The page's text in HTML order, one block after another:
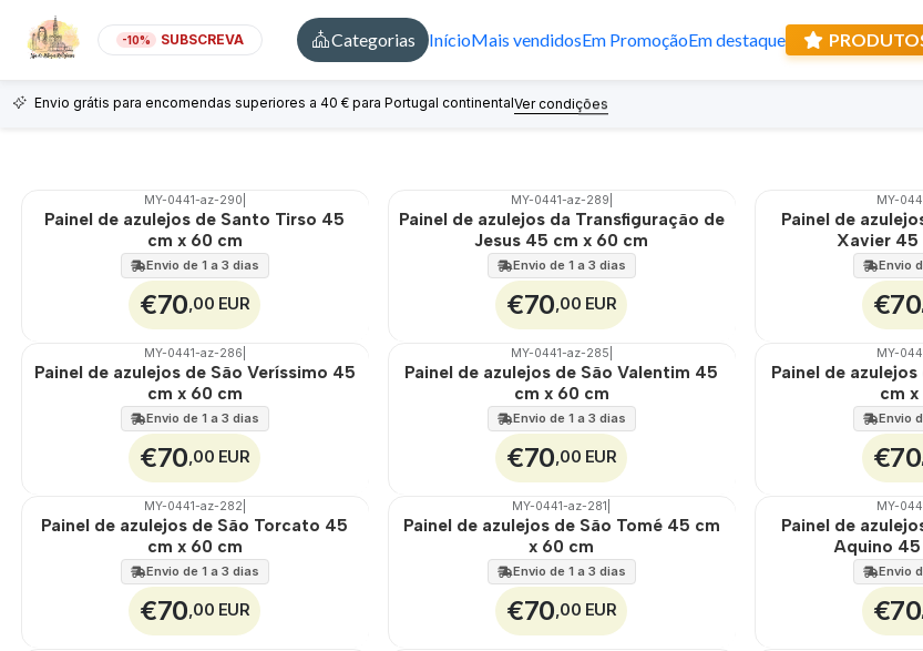
-10% SUBSCREVA Categorias InícioMais vendidosEm PromoçãoEm destaque
Envio grátis para encomendas superiores a 40 € para Portugal continentalVer condições
🇵🇹
EXT.
MY-0441-az-290
Painel de azulejos de Santo Tirso 45
cm x 60 cm
Envio de 1 a 3 dias
€70 ,00 EUR
🇵🇹
EXT.
MY-0441-az-289
Painel de azulejos da Transfiguração de
Jesus 45 cm x 60 cm
Envio de 1 a 3 dias
€70 ,00 EUR
🇵🇹
EXT.
MY-
Painel de
Xavier 45
Envio
€70
🇵🇹
EXT.
MY-0441-az-286
Painel de azulejos de São Veríssimo 45
cm x 60 cm
Envio de 1 a 3 dias
€70 ,00 EUR
🇵🇹
EXT.
MY-0441-az-285
Painel de azulejos de São Valentim 45
cm x 60 cm
Envio de 1 a 3 dias
€70 ,00 EUR
🇵🇹
EXT.
MY-
Painel de
cm
Envio
€70
🇵🇹
EXT.
MY-0441-az-282
Painel de azulejos de São Torcato 45
cm x 60 cm
Envio de 1 a 3 dias
€70 ,00 EUR
🇵🇹
EXT.
MY-0441-az-281
Painel de azulejos de São Tomé 45 cm
x 60 cm
Envio de 1 a 3 dias
€70 ,00 EUR
🇵🇹
EXT.
MY-
Painel de
Aquino
Envio
€70